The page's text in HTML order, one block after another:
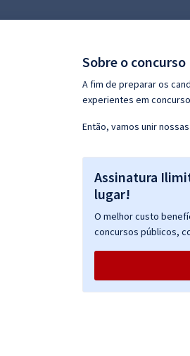
Conteúdo gratuito
Sobre o concurso
A fim de preparar os
experientes em
Então, vamos unir
Assinatura
lugar!
O melhor custo
concursos públicos,